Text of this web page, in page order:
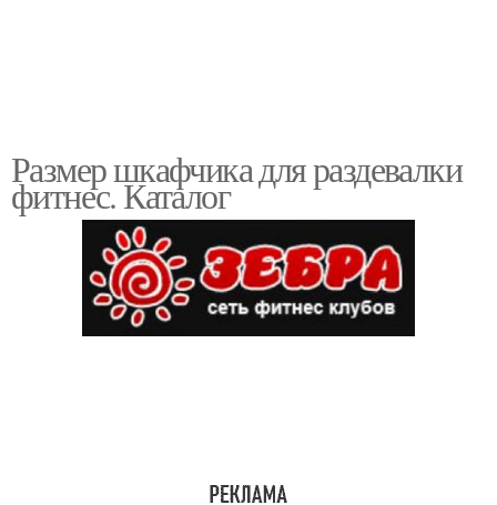
Размер шкафчика для раздевалки
фитнес. Каталог